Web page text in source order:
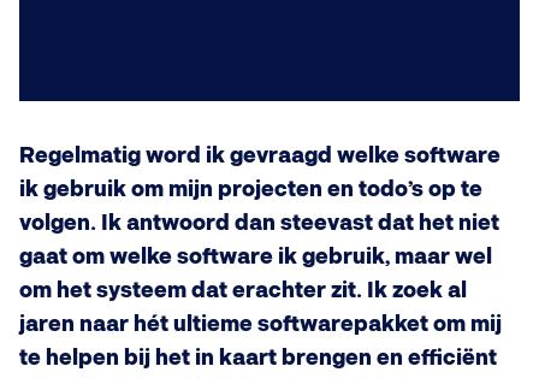
Regelmatig word ik gevraagd welke software
ik gebruik om mijn projecten en todo’s op te
volgen. Ik antwoord dan steevast dat het niet
gaat om welke software ik gebruik, maar wel
om het systeem dat erachter zit. Ik zoek al
jaren naar hét ultieme softwarepakket om mij
te helpen bij het in kaart brengen en efficiënt